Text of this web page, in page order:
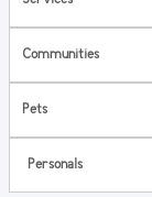
Communities
Pets
Personals